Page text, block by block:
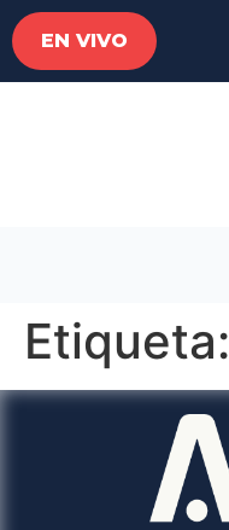
EN VIVO
Etiqueta: